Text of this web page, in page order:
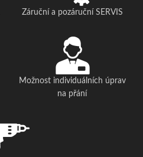
Záruční a pozáruční SERVIS
Možnost individuálních úprav
na přání